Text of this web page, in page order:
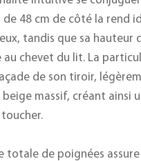
48 cm de côté la rend
tandis que sa hauteur
au chevet du lit. La
de son tiroir,
massif, créant ainsi
totale de poignées